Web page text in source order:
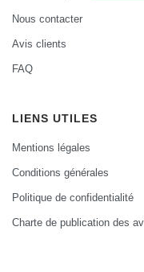
Nous contacter
Avis clients
FAQ
LIENS UTILES
Mentions légales
Conditions générales
Politique de confidentialité
Charte de publication des